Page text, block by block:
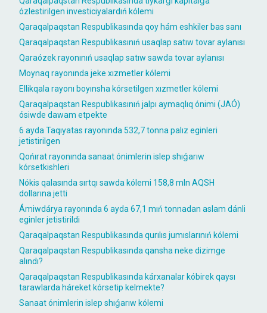
ózlestirilgen investiciyalardıń kólemi
Qaraqalpaqstan Respublikasında qoy hám eshkiler bas sanı
Qaraqalpaqstan Respublikasınıń usaqlap satıw tovar aylanısı
Qaraózek rayonınıń usaqlap satıw sawda tovar aylanısı
Moynaq rayonında jeke xızmetler kólemi
Ellikqala rayonı boyınsha kórsetilgen xızmetler kólemi
Qaraqalpaqstan Respublikasınıń jalpı aymaqlıq ónimi (JAÓ)
ósiwde dawam etpekte
6 ayda Taqıyatas rayonında 532,7 tonna palız eginleri
jetistirilgen
Qońırat rayonında sanaat ónimlerin islep shıǵarıw
kórsetkishleri
Nókis qalasında sırtqı sawda kólemi 158,8 mln AQSH
dollarına jetti
Ámiwdárya rayonında 6 ayda 67,1 mıń tonnadan aslam dánli
eginler jetistirildi
Qaraqalpaqstan Respublikasında qurılıs jumıslarınıń kólemi
Qaraqalpaqstan Respublikasında qansha neke dizimge
alındı?
Qaraqalpaqstan Respublikasında kárxanalar kóbirek qaysı
tarawlarda háreket kórsetip kelmekte?
Sanaat ónimlerin islep shıǵarıw kólemi